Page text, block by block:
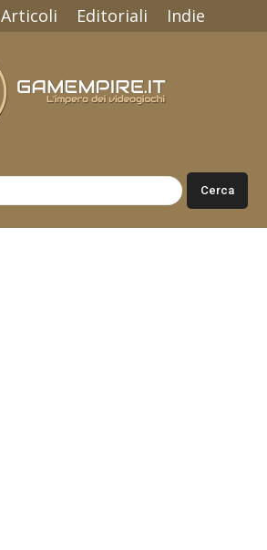
Articoli Editoriali Indie